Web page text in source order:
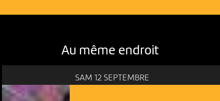
Au même endroit
SAM 12 SEPTEMBRE